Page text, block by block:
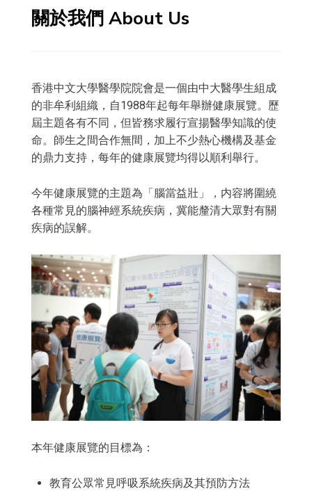
關於我們 About Us
香港中文大學醫學院院會是一個由中大醫學生組成
的非牟利組織，自1988年起每年舉辦健康展覽。歷
屆主題各有不同，但皆務求履行宣揚醫學知識的使
命。師生之間合作無間，加上不少熱心機構及基金
的鼎力支持，每年的健康展覽均得以順利舉行。
今年健康展覽的主題為「腦當益壯」，内容將圍繞
各種常見的腦神經系統疾病，冀能釐清大眾對有關
疾病的誤解。
本年健康展覽的目標為：
教育公眾常見呼吸系統疾病及其預防方法